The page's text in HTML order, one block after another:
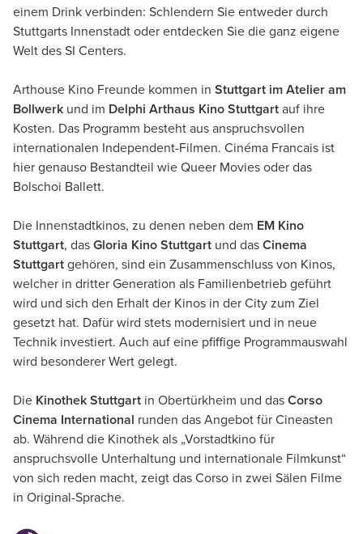
einem Drink verbinden: Schlendern Sie entweder durch
Stuttgarts Innenstadt oder entdecken Sie die ganz eigene
Welt des SI Centers.
Arthouse Kino Freunde kommen in Stuttgart im Atelier am
Bollwerk und im Delphi Arthaus Kino Stuttgart auf ihre
Kosten. Das Programm besteht aus anspruchsvollen
internationalen Independent-Filmen. Cinéma Francais ist
hier genauso Bestandteil wie Queer Movies oder das
Bolschoi Ballett.
Die Innenstadtkinos, zu denen neben dem EM Kino
Stuttgart, das Gloria Kino Stuttgart und das Cinema
Stuttgart gehören, sind ein Zusammenschluss von Kinos,
welcher in dritter Generation als Familienbetrieb geführt
wird und sich den Erhalt der Kinos in der City zum Ziel
gesetzt hat. Dafür wird stets modernisiert und in neue
Technik investiert. Auch auf eine pfiffige Programmauswahl
wird besonderer Wert gelegt.
Die Kinothek Stuttgart in Obertürkheim und das Corso
Cinema International runden das Angebot für Cineasten
ab. Während die Kinothek als „Vorstadtkino für
anspruchsvolle Unterhaltung und internationale Filmkunst“
von sich reden macht, zeigt das Corso in zwei Sälen Filme
in Original-Sprache.